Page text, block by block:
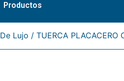
Productos
De Lujo / TUERCA PLACACERO